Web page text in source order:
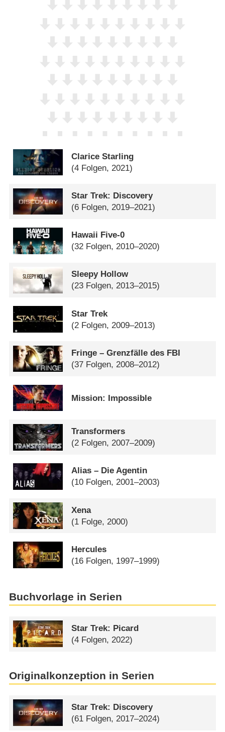
Clarice Starling
(4 Folgen, 2021)
Star Trek: Discovery
(6 Folgen, 2019–2021)
Hawaii Five-0
(32 Folgen, 2010–2020)
Sleepy Hollow
(23 Folgen, 2013–2015)
Star Trek
(2 Folgen, 2009–2013)
Fringe – Grenzfälle des FBI
(37 Folgen, 2008–2012)
Mission: Impossible
Transformers
(2 Folgen, 2007–2009)
Alias – Die Agentin
(10 Folgen, 2001–2003)
Xena
(1 Folge, 2000)
Hercules
(16 Folgen, 1997–1999)
Buchvorlage in Serien
Star Trek: Picard
(4 Folgen, 2022)
Originalkonzeption in Serien
Star Trek: Discovery
(61 Folgen, 2017–2024)